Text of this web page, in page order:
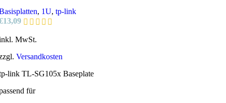
, 1U, tp-link
13,09
MwSt.
Versandkosten
link TL-SG105x Baseplate
für